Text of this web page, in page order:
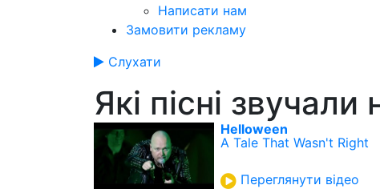
Написати нам
Замовити рекламу
Слухати
Які пісні
Helloween
A Tale That Wasn't Right
Переглянути відео